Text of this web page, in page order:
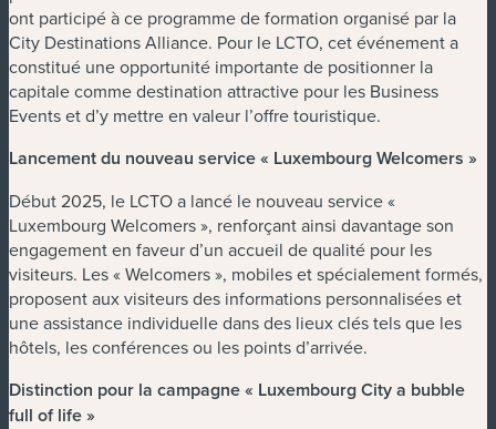
ont participé à ce programme de formation organisé par la
City Destinations Alliance. Pour le LCTO, cet événement a
constitué une opportunité importante de positionner la
capitale comme destination attractive pour les Business
Events et d’y mettre en valeur l’offre touristique.
Lancement du nouveau service « Luxembourg Welcomers »
Début 2025, le LCTO a lancé le nouveau service «
Luxembourg Welcomers », renforçant ainsi davantage son
engagement en faveur d’un accueil de qualité pour les
visiteurs. Les « Welcomers », mobiles et spécialement formés,
proposent aux visiteurs des informations personnalisées et
une assistance individuelle dans des lieux clés tels que les
hôtels, les conférences ou les points d’arrivée.
Distinction pour la campagne « Luxembourg City a bubble
full of life »